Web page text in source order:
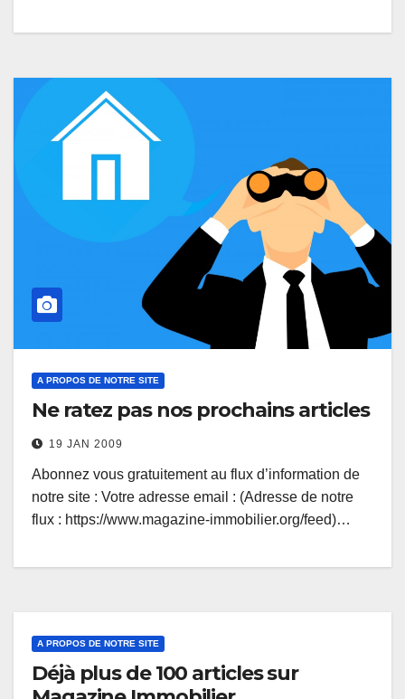
A PROPOS DE NOTRE SITE
Ne ratez pas nos prochains articles
19 JAN 2009
Abonnez vous gratuitement au flux d’information de
notre site : Votre adresse email : (Adresse de notre
flux : https://www.magazine-immobilier.org/feed)…
A PROPOS DE NOTRE SITE
Déjà plus de 100 articles sur